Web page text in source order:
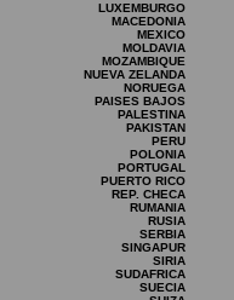
LUXEMBURGO
MACEDONIA
MEXICO
MOLDAVIA
MOZAMBIQUE
NUEVA ZELANDA
NORUEGA
PAISES BAJOS
PALESTINA
PAKISTAN
PERU
POLONIA
PORTUGAL
PUERTO RICO
REP. CHECA
RUMANIA
RUSIA
SERBIA
SINGAPUR
SIRIA
SUDAFRICA
SUECIA